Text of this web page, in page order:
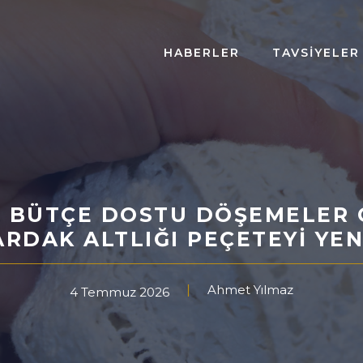
HABERLER TAVSIYELER
DOSTU DÖŞEMELER
ALTLIĞI PEÇETEYI
4 Temmuz 2026 Ahmet Yılmaz